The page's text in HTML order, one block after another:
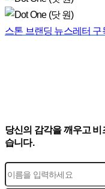
스톤 브랜딩 뉴스레터 구
당신의 감각을 깨우고
습니다.